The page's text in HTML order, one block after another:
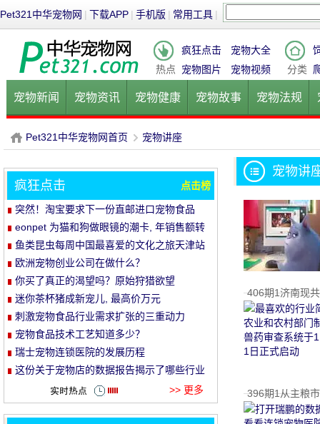
Pet321中华宠物网 | 下载APP | 手机版 | 常用工具 |
热点
疯狂点击
宠物大全
宠物图片
宠物视频 分类
宠物新闻 宠物资讯 宠物健康 宠物故事 宠物法规
健康饮食 宠物美容 宠物医院
P
et
Pet321中华宠物网首页
›
宠物讲座
宠物讲
406期1济南现
396期1从主粮
疯狂点击 点击榜
突然！淘宝要求下一份直邮进口宠物食品
eonpet 为猫和狗做眼镜的潮卡, 年销售额转
了10倍
鱼类昆虫每周中国最喜爱的文化之旅天津站
活动结束
欧洲宠物创业公司在做什么？
你买了真正的渴望吗？原始狩猎欲望
(orijen) 及其母公司最完整的分析
迷你茶杯猪成新宠儿, 最高价万元
刺激宠物食品行业需求扩张的三重动力
宠物食品技术工艺知道多少？
瑞士宠物连锁医院的发展历程
这份关于宠物店的数据报告揭示了哪些行业
>> 更多